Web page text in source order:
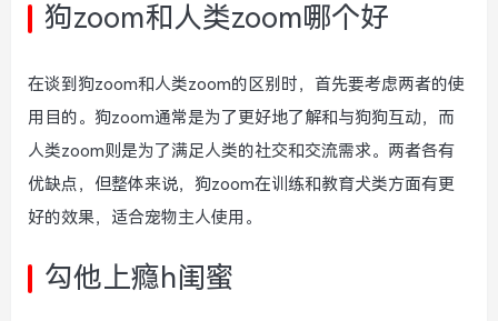
狗zoom和人类zoom哪个好
在谈到狗zoom和人类zoom的区别时，首先要考虑两者的使
用目的。狗zoom通常是为了更好地了解和与狗狗互动，而
人类zoom则是为了满足人类的社交和交流需求。两者各有
优缺点，但整体来说，狗zoom在训练和教育犬类方面有更
好的效果，适合宠物主人使用。
勾他上瘾h闺蜜